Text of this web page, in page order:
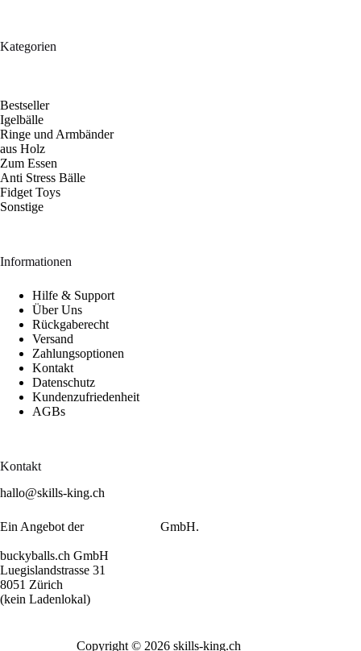
Kategorien
Bestseller
Igelbälle
Ringe und Armbänder
aus Holz
Zum Essen
Anti Stress Bälle
Fidget Toys
Sonstige
Informationen
Hilfe & Support
Über Uns
Rückgaberecht
Versand
Zahlungsoptionen
Kontakt
Datenschutz
Kundenzufriedenheit
AGBs
Kontakt
hallo@skills-king.ch
Ein Angebot der GmbH.
buckyballs.ch GmbH
Luegislandstrasse 31
8051 Zürich
(kein Ladenlokal)
Copyright © 2026 skills-king.ch